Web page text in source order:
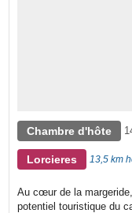
Chambre d'hôte
Lorcieres 13,5 km
Au cœur de la
potentiel touristique du